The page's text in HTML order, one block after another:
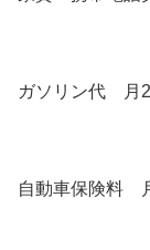
ガソリン代 月
自動車保険料